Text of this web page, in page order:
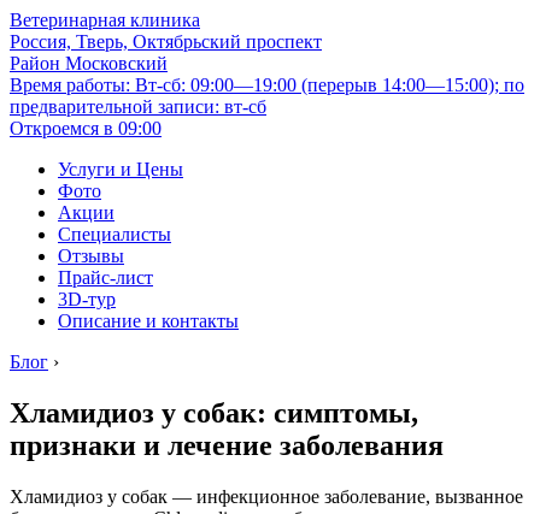
Ветеринарная клиника
Россия, Тверь, Октябрьский проспект
Район Московский
Время работы: Вт-сб: 09:00—19:00 (перерыв 14:00—15:00); по
предварительной записи: вт-сб
Откроемся в 09:00
Услуги и Цены
Фото
Акции
Специалисты
Отзывы
Прайс-лист
3D-тур
Описание и контакты
Блог ›
Хламидиоз у собак: симптомы,
признаки и лечение заболевания
Хламидиоз у собак — инфекционное заболевание, вызванное